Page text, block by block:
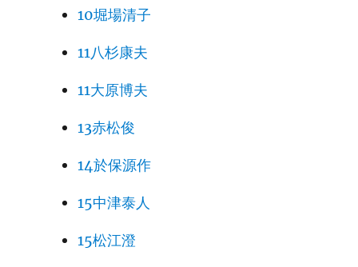
10堀場清子
11八杉康夫
11大原博夫
13赤松俊
14於保源作
15中津泰人
15松江澄